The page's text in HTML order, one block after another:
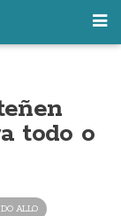
todo o
ALLO